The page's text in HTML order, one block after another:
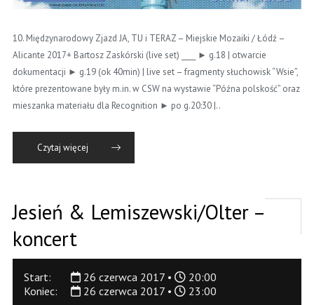
10. Międzynarodowy Zjazd JA, TU i TERAZ – Miejskie Mozaiki / Łódź –
Alicante 2017+ Bartosz Zaskórski (live set) ____ ► g.18 | otwarcie
dokumentacji ► g.19 (ok 40min) | live set – fragmenty słuchowisk “Wsie”,
które prezentowane były m.in. w CSW na wystawie “Późna polskość” oraz
mieszanka materiału dla Recognition ► po g.20:30 |..
Czytaj więcej
Jesień & Lemiszewski/Olter –
koncert
Start: 26 czerwca 2017 •
20:00
Koniec:
26 czerwca 2017 • 23:00